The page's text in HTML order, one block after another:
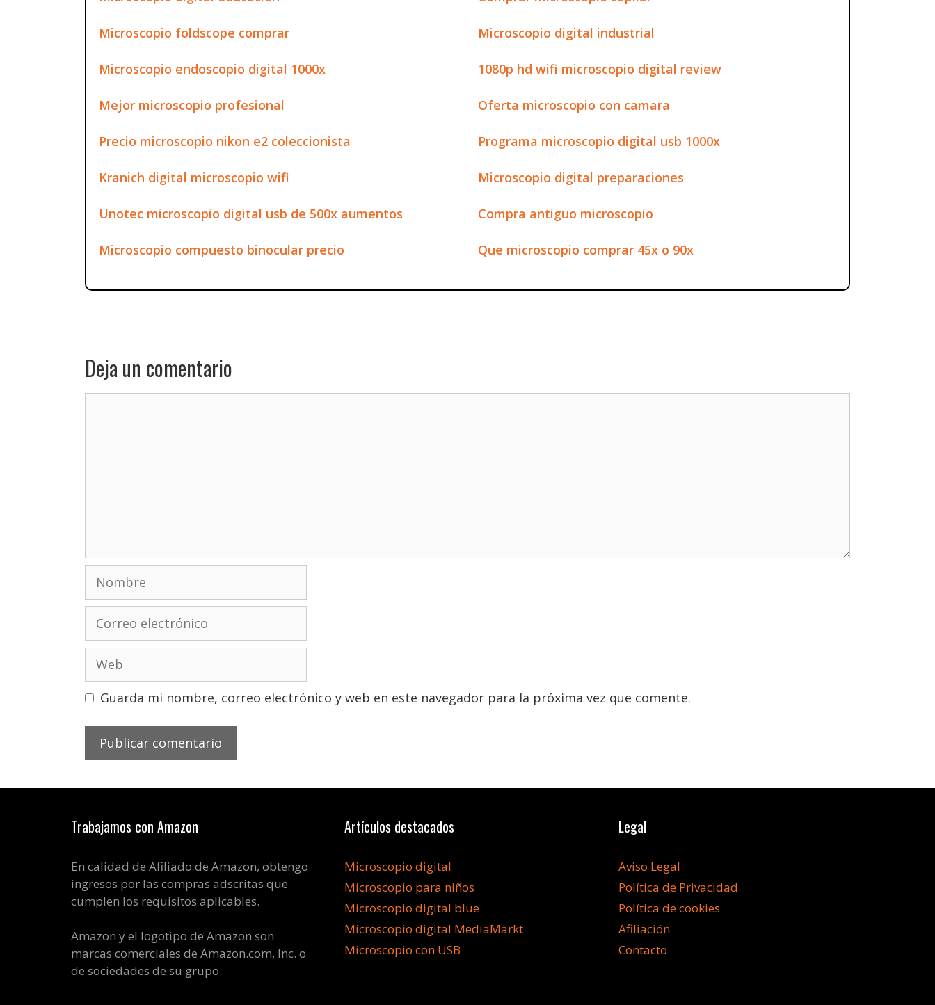
Microscopio foldscope comprar Microscopio digital industrial
Microscopio endoscopio digital 1000x 1080p hd wifi microscopio digital review
Mejor microscopio profesional Oferta microscopio con camara
Precio microscopio nikon e2 coleccionista Programa microscopio digital usb 1000x
Kranich digital microscopio wifi Microscopio digital preparaciones
Unotec microscopio digital usb de 500x aumentos Compra antiguo microscopio
Microscopio compuesto binocular precio Que microscopio comprar 45x o 90x
Deja un comentario
Nombre
electrónico
Guarda mi nombre, correo electrónico y web en este navegador para la próxima vez que comente.
Trabajamos con Amazon
En calidad de Afiliado de Amazon, obtengo
ingresos por las compras adscritas que
cumplen los requisitos aplicables.
Amazon y el logotipo de Amazon son
marcas comerciales de Amazon.com, Inc. o
de sociedades de su grupo.
Artículos destacados
Microscopio digital
Microscopio para niños
Microscopio digital blue
Microscopio digital MediaMarkt
Microscopio con USB
Legal
Aviso Legal
Política de Privacidad
Política de cookies
Afiliación
Contacto